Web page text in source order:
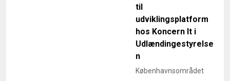
til
udviklingsplatform
hos Koncern It i
Udlændingestyrelse
n
Københavnsområdet